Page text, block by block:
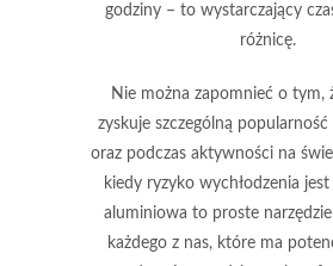
godziny – to wystarczający
różnicę.
Nie można zapomnieć o tym,
zyskuje szczególną
oraz podczas aktywności na
kiedy ryzyko wychłodzenia jest
aluminiowa to proste
każdego z nas, które ma